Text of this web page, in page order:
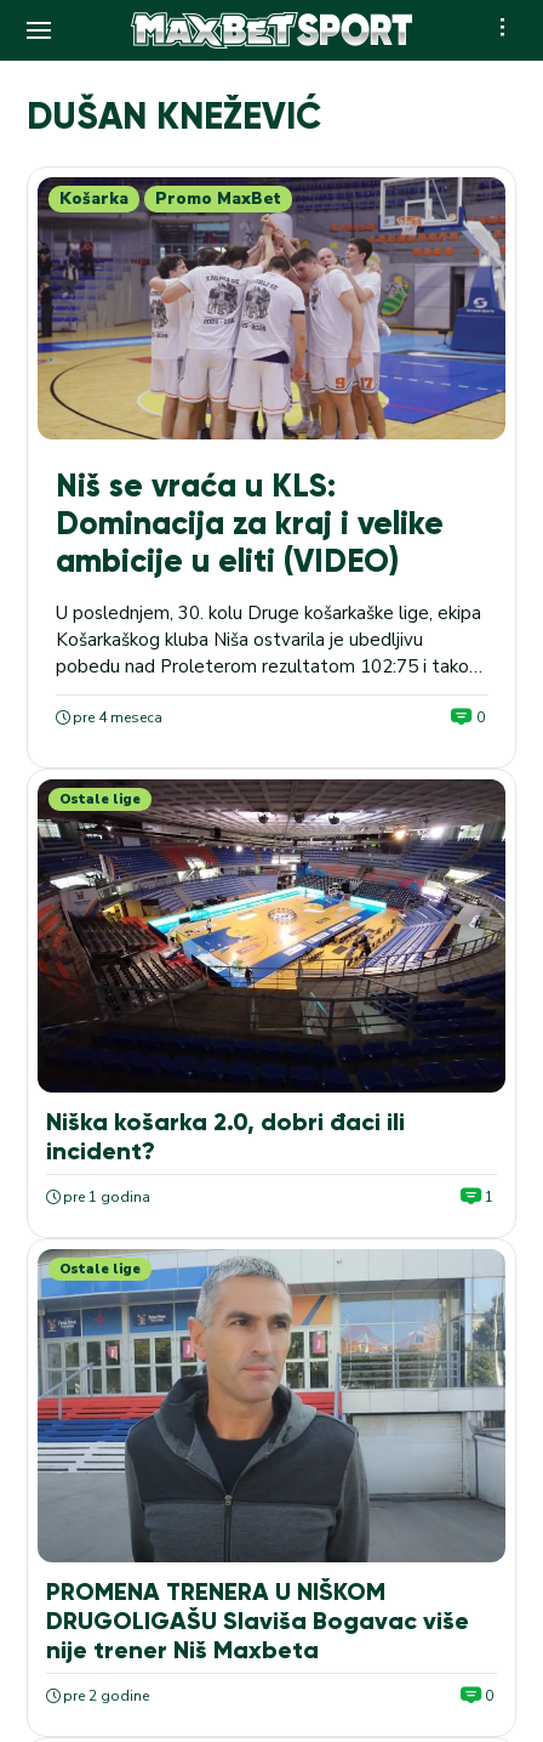
content
DUŠAN KNEŽEVIĆ
Košarka Promo MaxBet
Niš se vraća u KLS:
Dominacija za kraj i velike
ambicije u eliti (VIDEO)
U poslednjem, 30. kolu Druge košarkaške lige, ekipa
Košarkaškog kluba Niša ostvarila je ubedljivu
pobedu nad Proleterom rezultatom 102:75 i tako
potvrdila plasman u Košarkašku ligu Srbije sledeće
sezone. Predsednik kluba Dušan Knežević kaže da
dodaje da su počeli planovi za KLS gde ne žele da...
pre 4 meseca 0
Ostale lige
Niška košarka 2.0, dobri đaci ili
incident?
pre 1 godina 1
Ostale lige
PROMENA TRENERA U NIŠKOM
DRUGOLIGAŠU Slaviša Bogavac više
nije trener Niš Maxbeta
pre 2 godine 0